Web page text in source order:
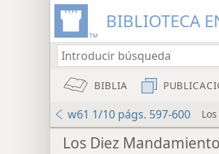
BIBLIOTECA
BIBLIA
w61 1/10 págs. 597-600
Los Diez